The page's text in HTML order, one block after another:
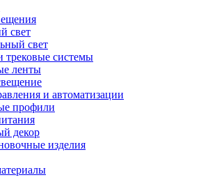
свет
свет
системы
ленты
и автоматизации
профили
декор
изделия